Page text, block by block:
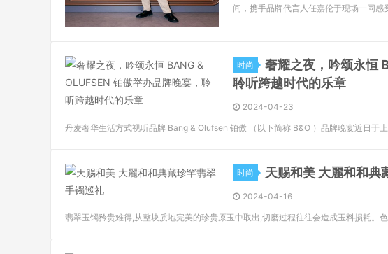
间，携手品牌代言人任嘉伦于现场一同感
时尚
奢耀之夜，吟颂永恒
聆听跨越时代的乐章
2024-04-23
丹麦奢华生活方式视听品牌 Bang & Olufsen 铂傲 （以下简称 B&O ）品牌晚宴近日于
时尚 天赐和美 大麗和和典
2024-04-16
翡翠玉镯矜贵难得,从整块质地完美的珍贵原玉中取出,切磨过程往往会造成玉料损耗。